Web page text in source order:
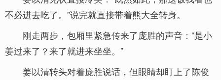
不必进去吃了。”说完就直接带着熊大全转身。
刚走两步，包厢里紧急传来了庞胜的声音：“是小
姜过来了？来了就进来坐坐。”
姜以清转头对着庞胜说话，但眼睛却盯上了陈俊